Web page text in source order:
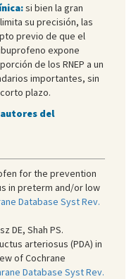
si bien la gran
su precisión, las
previo de que el
expone
de los RNEP a un
importantes, sin
plazo.
del
for the prevention
in preterm and/or low
Database Syst Rev.
DE, Shah PS.
arteriosus (PDA) in
of Cochrane
Database Syst Rev.